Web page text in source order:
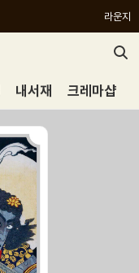
라운지
내서재 크레마샵